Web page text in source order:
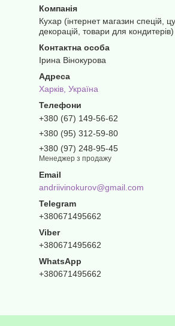
Кухар (інтернет магазин спецій,
декорацій, товари для кондитерів)
Ірина Вінокурова
Харків, Україна
+380 (67) 149-56-62
+380 (95) 312-59-80
+380 (97) 248-95-45
Менеджер з продажу
andriivinokurov@gmail.com
+380671495662
+380671495662
+380671495662